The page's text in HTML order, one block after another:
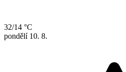
32/14 °C
pondělí 10. 8.